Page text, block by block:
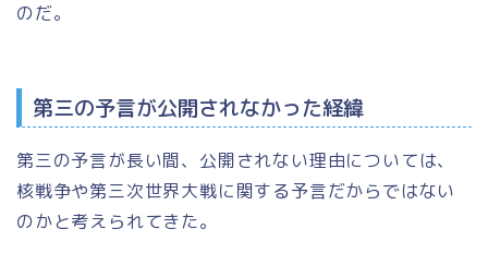
のだ。
第三の予言が公開されなかった経緯
第三の予言が長い間、公開されない理由については、
核戦争や第三次世界大戦に関する予言だからではない
のかと考えられてきた。